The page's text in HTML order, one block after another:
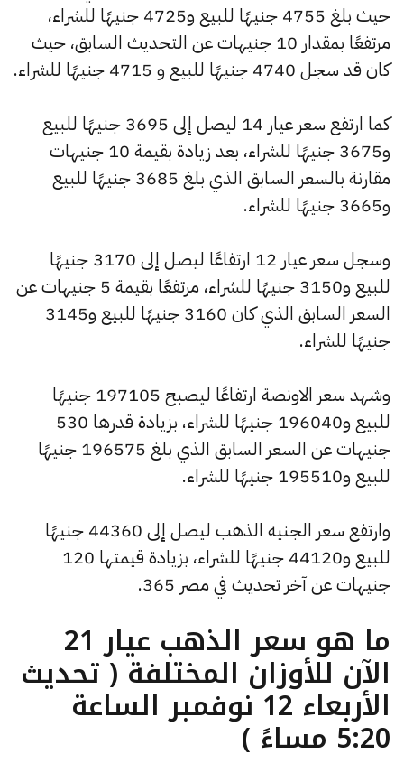
حيث بلغ 4755 جنيهًا للبيع و4725 جنيهًا للشراء،
مرتفعًا بمقدار 10 جنيهات عن التحديث السابق، حيث
كان قد سجل 4740 جنيهًا للبيع و 4715 جنيهًا للشراء.
كما ارتفع سعر عيار 14 ليصل إلى 3695 جنيهًا للبيع
و3675 جنيهًا للشراء، بعد زيادة بقيمة 10 جنيهات
مقارنة بالسعر السابق الذي بلغ 3685 جنيهًا للبيع
و3665 جنيهًا للشراء.
وسجل سعر عيار 12 ارتفاعًا ليصل إلى 3170 جنيهًا
للبيع و3150 جنيهًا للشراء، مرتفعًا بقيمة 5 جنيهات عن
السعر السابق الذي كان 3160 جنيهًا للبيع و3145
جنيهًا للشراء.
وشهد سعر الاونصة ارتفاعًا ليصبح 197105 جنيهًا
للبيع و196040 جنيهًا للشراء، بزيادة قدرها 530
جنيهات عن السعر السابق الذي بلغ 196575 جنيهًا
للبيع و195510 جنيهًا للشراء.
وارتفع سعر الجنيه الذهب ليصل إلى 44360 جنيهًا
للبيع و44120 جنيهًا للشراء، بزيادة قيمتها 120
جنيهات عن آخر تحديث في مصر 365.
ما هو سعر الذهب عيار 21
الآن للأوزان المختلفة ( تحديث
الأربعاء 12 نوفمبر الساعة
5:20 مساءً )